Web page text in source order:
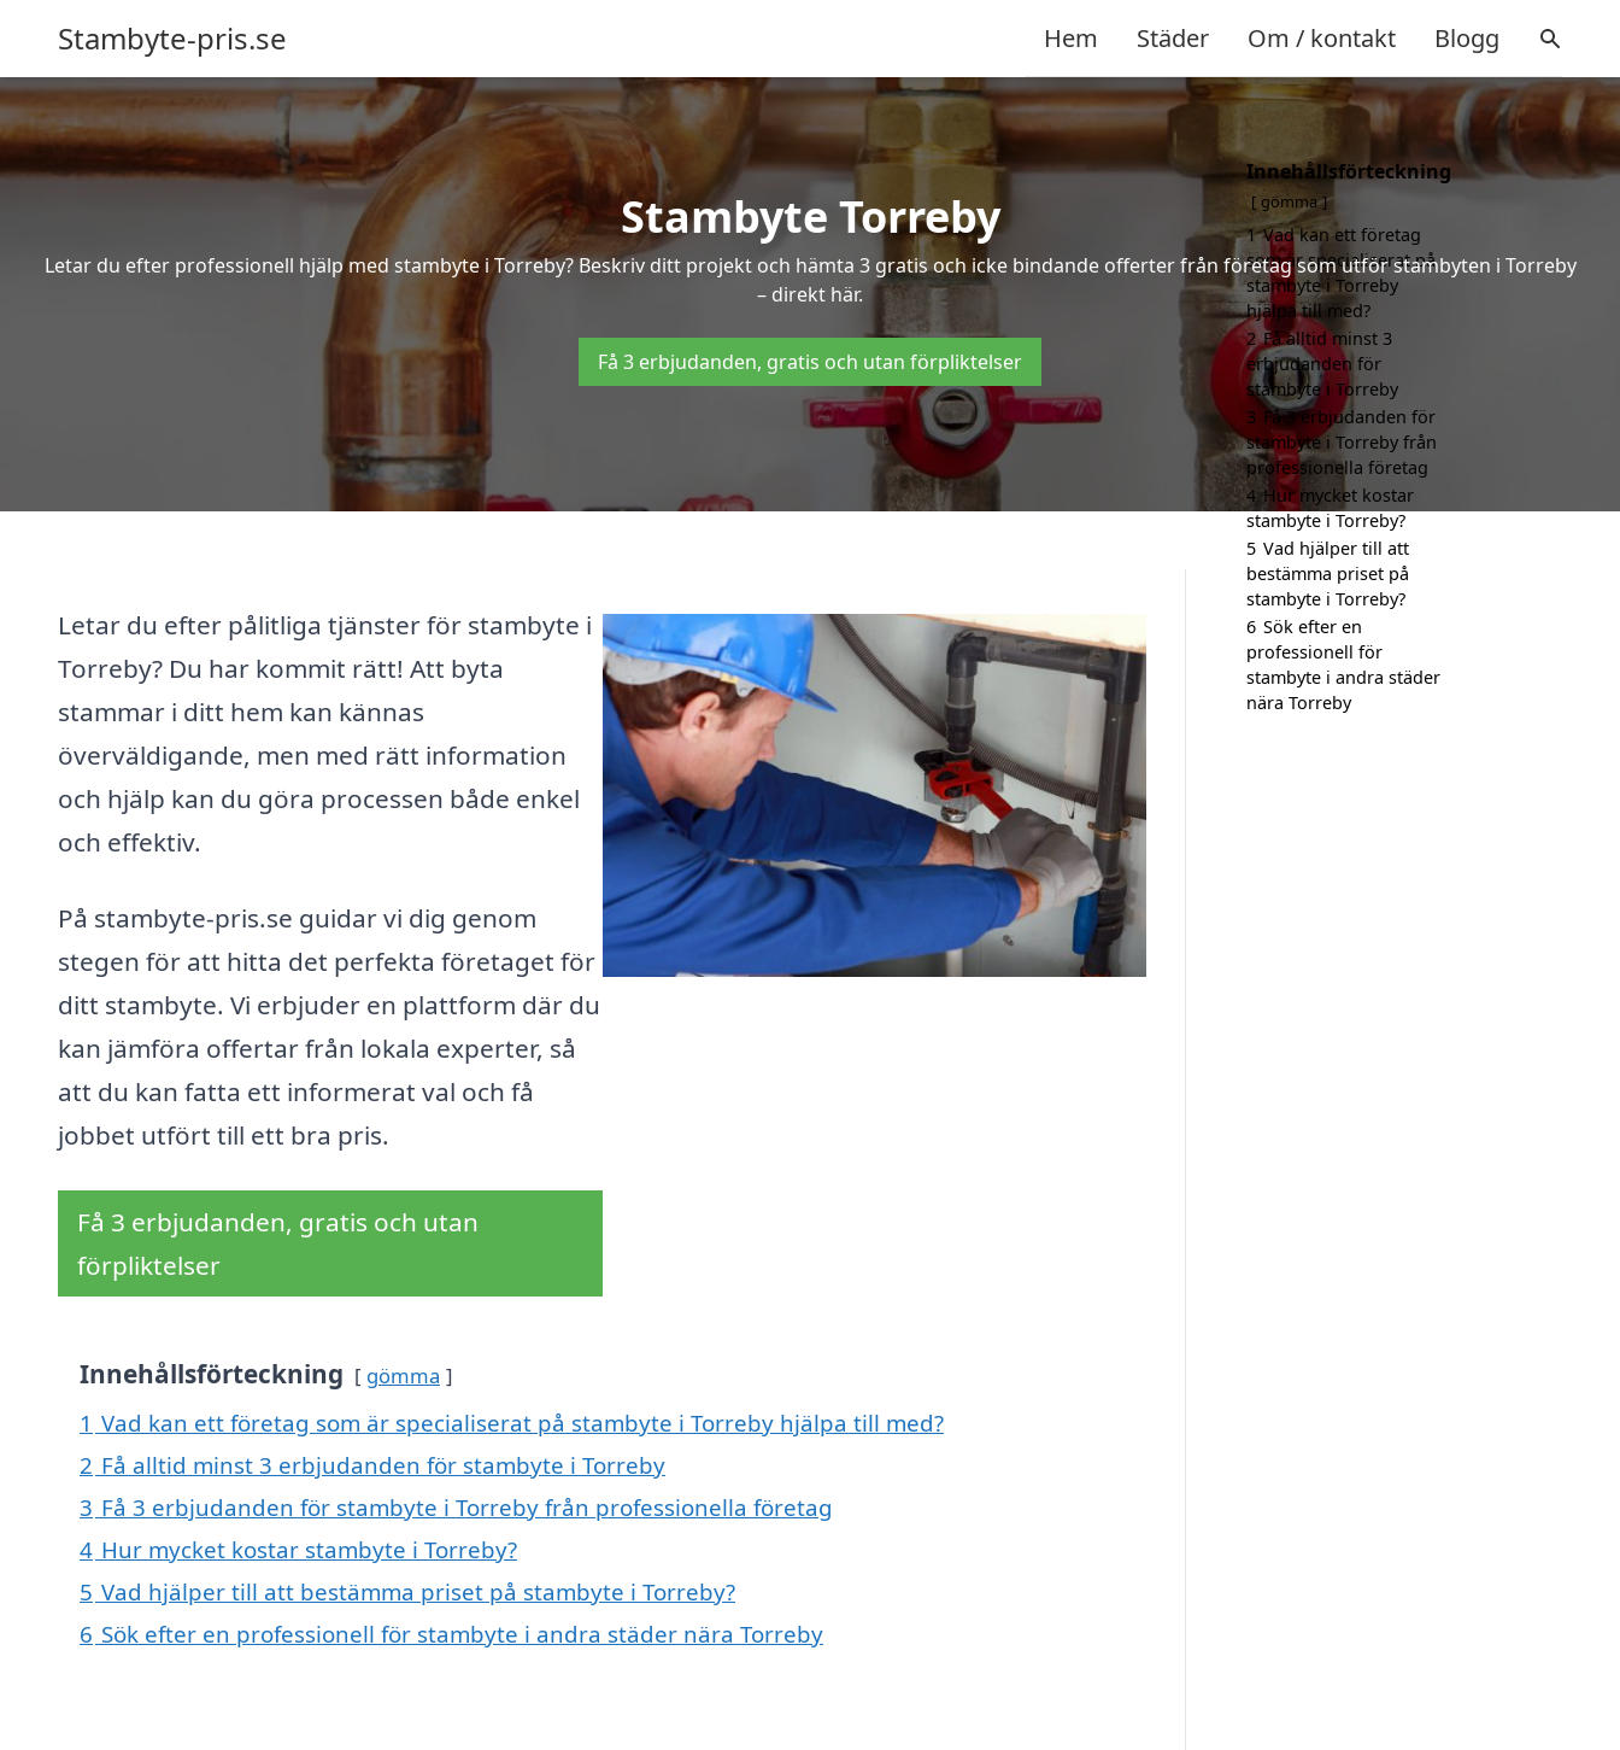
Stambyte-pris.se Hem Städer Om / kontakt Blogg
Stambyte Torreby
Letar du efter professionell hjälp med stambyte i Torreby? Beskriv ditt projekt och hämta 3 gratis och icke bindande offerter från företag som utför stambyten i Torreby
– direkt här.
Få 3 erbjudanden, gratis och utan förpliktelser
Letar du efter pålitliga tjänster för stambyte i
Torreby? Du har kommit rätt! Att byta
stammar i ditt hem kan kännas
överväldigande, men med rätt information
och hjälp kan du göra processen både enkel
och effektiv.
På stambyte-pris.se guidar vi dig genom
stegen för att hitta det perfekta företaget för
ditt stambyte. Vi erbjuder en plattform där du
kan jämföra offertar från lokala experter, så
att du kan fatta ett informerat val och få
jobbet utfört till ett bra pris.
Få 3 erbjudanden, gratis och utan
förpliktelser
Innehållsförteckning gömma
1 Vad kan ett företag som är specialiserat på stambyte i Torreby hjälpa till med?
2 Få alltid minst 3 erbjudanden för stambyte i Torreby
3 Få 3 erbjudanden för stambyte i Torreby från professionella företag
4 Hur mycket kostar stambyte i Torreby?
5 Vad hjälper till att bestämma priset på stambyte i Torreby?
6 Sök efter en professionell för stambyte i andra städer nära Torreby
Innehållsförteckning
gömma
1 Vad kan ett företag
som är specialiserat på
stambyte i Torreby
hjälpa till med?
2 Få alltid minst 3
erbjudanden för
stambyte i Torreby
3 Få 3 erbjudanden för
stambyte i Torreby från
professionella företag
4 Hur mycket kostar
stambyte i Torreby?
5 Vad hjälper till att
bestämma priset på
stambyte i Torreby?
6 Sök efter en
professionell för
stambyte i andra städer
nära Torreby